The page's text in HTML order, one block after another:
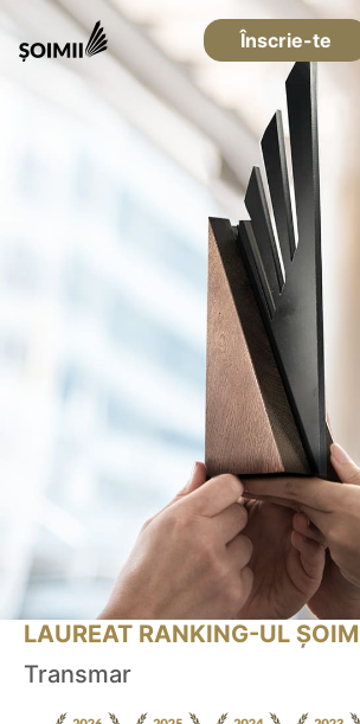
Înscrie-te
LAUREAT RANKING-UL
Transmar